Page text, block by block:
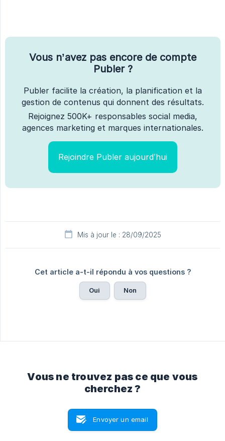
Vous n’avez pas encore de compte
Publer ?
Publer facilite la création, la planification et la
gestion de contenus qui donnent des résultats.
Rejoignez 500K+ responsables social media,
agences marketing et marques internationales.
Rejoindre Publer aujourd’hui
Mis à jour le : 28/09/2025
Cet article a-t-il répondu à vos questions ?
Oui Non
Vous ne trouvez pas ce que vous
cherchez ?
Envoyer un email